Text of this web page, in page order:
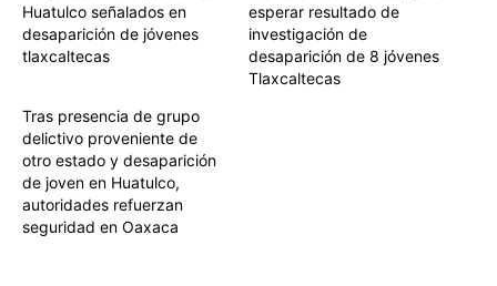
Huatulco señalados en
desaparición de jóvenes
tlaxcaltecas
esperar resultado de
investigación de
desaparición de 8 jóvenes
Tlaxcaltecas
Tras presencia de grupo
delictivo proveniente de
otro estado y desaparición
de joven en Huatulco,
autoridades refuerzan
seguridad en Oaxaca